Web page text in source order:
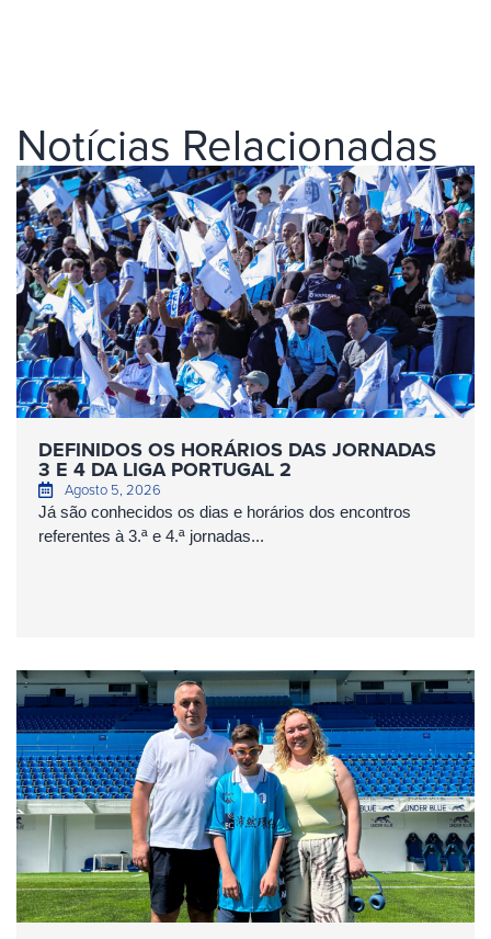
Notícias Relacionadas
DEFINIDOS OS HORÁRIOS DAS JORNADAS
3 E 4 DA LIGA PORTUGAL 2
Agosto 5, 2026
Já são conhecidos os dias e horários dos encontros
referentes à 3.ª e 4.ª jornadas...